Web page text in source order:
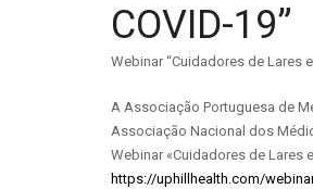
COVID-19”
Webinar “Cuidadores de Lares
A Associação Portuguesa de
Associação Nacional dos
Webinar «Cuidadores de Lares
https://uphillhealth.com/